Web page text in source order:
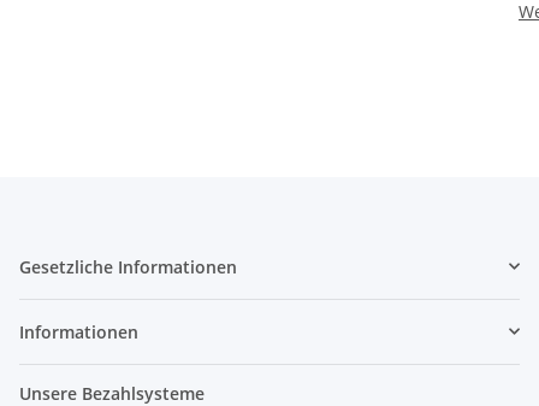
Gesetzliche Informationen
Informationen
Unsere Bezahlsysteme